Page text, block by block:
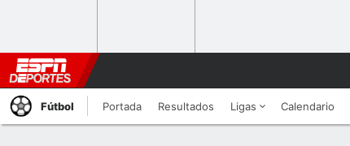
Fútbol Portada Resultados Ligas Calendario